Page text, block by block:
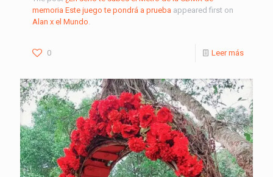
memoria Este juego te pondrá a prueba appeared first on
Alan x el Mundo.
0 Leer más